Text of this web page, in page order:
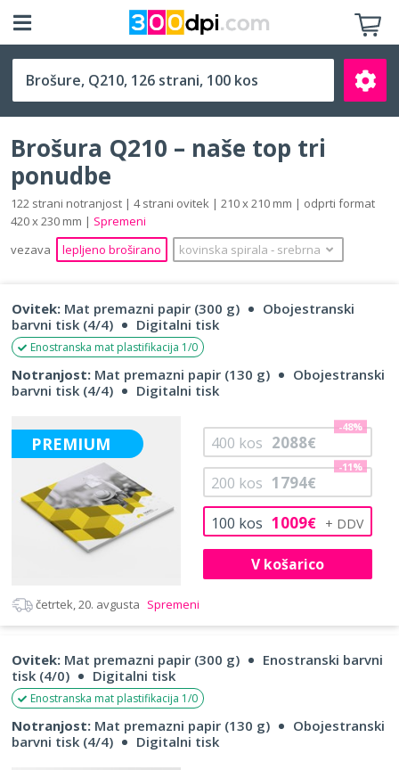
Q210 (210 x 210 mm)
Išči
Brošura Q210 – naše top tri
ponudbe
122 strani notranjost | 4 strani ovitek | 210 x 210 mm | odprti format
420 x 230 mm | Spremeni
vezava
lepljeno broširano kovinska spirala ‐ srebrna
Ovitek: Mat premazni papir (300 g)
Obojestranski
barvni tisk (4/4)
Digitalni tisk
Enostranska mat plastifikacija 1/0
Notranjost: Mat premazni papir (130 g)
Obojestranski
barvni tisk (4/4)
Digitalni tisk
PREMIUM
100 kos 1009€
200 kos 1794€
-11%
400 kos 2088€
-48%
V košarico
četrtek, 20. avgusta Spremeni
Ovitek: Mat premazni papir (300 g)
Enostranski barvni
tisk (4/0)
Digitalni tisk
Enostranska mat plastifikacija 1/0
Notranjost: Mat premazni papir (130 g)
Obojestranski
barvni tisk (4/4)
Digitalni tisk